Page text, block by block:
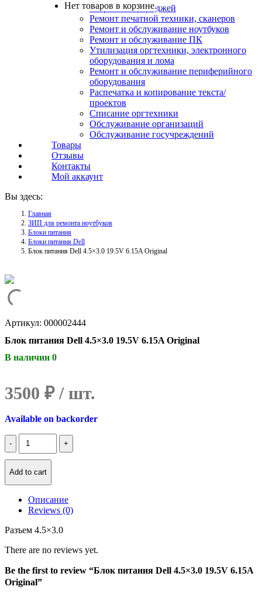
Нет товаров в корзине.
Заправка картриджей
Ремонт печатной техники, сканеров
Ремонт и обслуживание ноутбуков
Ремонт и обслуживание ПК
Утилизация оргтехники, электронного
оборудования и лома
Ремонт и обслуживание периферийного
оборудования
Распечатка и копирование текста/
проектов
Списание оргтехники
Обслуживание организаций
Обслуживание госучреждений
Товары
Отзывы
Контакты
Мой аккаунт
Вы здесь:
Главная
ЗИП для ремонта ноутбуков
Блоки питания
Блоки питания Dell
Блок питания Dell 4.5×3.0 19.5V 6.15A Original
Артикул: 000002444
Блок питания Dell 4.5×3.0 19.5V 6.15A Original
В наличии 0
3500 ₽
Available on backorder
Количество
Блок
питания
Dell
6.15A
Original
Add to cart
Описание
Reviews (0)
Разъем 4.5×3.0
There are no reviews yet.
Be the first to review “Блок питания Dell 4.5×3.0 19.5V 6.15A
Original”